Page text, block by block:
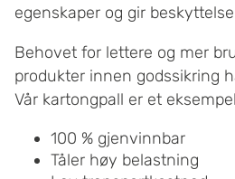
egenskaper og gir
Behovet for lettere og mer
produkter innen godssikring
Vår kartongpall er et
100 % gjenvinnbar
Tåler høy belastning